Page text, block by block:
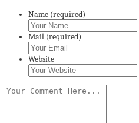
Name (required)
Mail (required)
Website